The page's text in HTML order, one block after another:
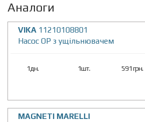
Аналоги
VIKA 11210108801
Насос ОР з ущільнювачем
1дн. 1шт. 591 грн.
MAGNETI MARELLI